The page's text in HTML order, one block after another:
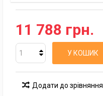
11 788 грн.
У КОШИК
Додати до зрівняння